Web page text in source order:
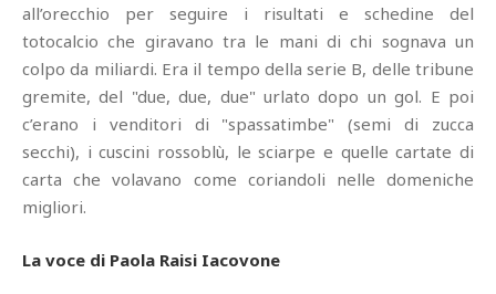
all’orecchio per seguire i risultati e schedine del
totocalcio che giravano tra le mani di chi sognava un
colpo da miliardi. Era il tempo della serie B, delle tribune
gremite, del "due, due, due" urlato dopo un gol. E poi
c’erano i venditori di "spassatimbe" (semi di zucca
secchi), i cuscini rossoblù, le sciarpe e quelle cartate di
carta che volavano come coriandoli nelle domeniche
migliori.
La voce di Paola Raisi Iacovone